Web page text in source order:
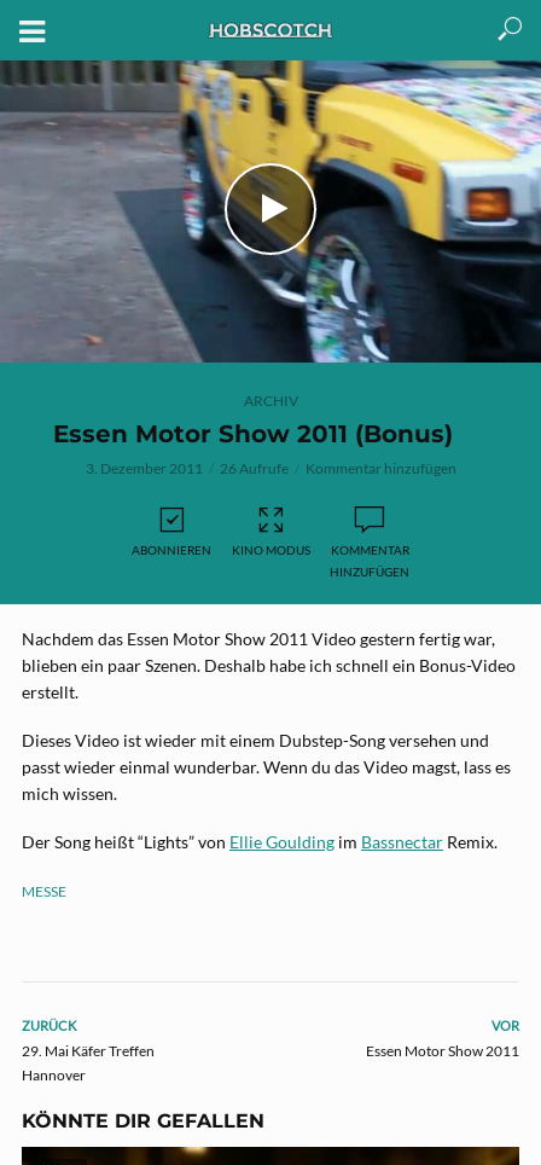
ARCHIV
Essen Motor Show 2011 (Bonus)
3. Dezember 2011 26 Aufrufe Kommentar hinzufügen
ABONNIEREN KINO MODUS
KOMMENTAR
HINZUFÜGEN
Nachdem das Essen Motor Show 2011 Video gestern fertig war,
blieben ein paar Szenen. Deshalb habe ich schnell ein Bonus-Video
erstellt.
Dieses Video ist wieder mit einem Dubstep-Song versehen und
passt wieder einmal wunderbar. Wenn du das Video magst, lass es
mich wissen.
Der Song heißt “Lights” von Ellie Goulding im Bassnectar Remix.
MESSE
ZURÜCK
29. Mai Käfer Treffen
Hannover
VOR
Essen Motor Show 2011
KÖNNTE DIR GEFALLEN